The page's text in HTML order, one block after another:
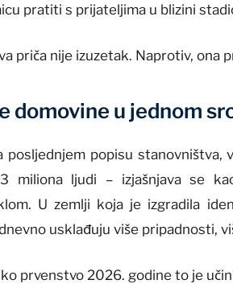
pratiti s prijateljima u blizini
priča nije izuzetak. Naprotiv, ona
domovine u jednom
posljednjem popisu stanovništva,
miliona ljudi – izjašnjava se
U zemlji koja je izgradila
usklađuju više pripadnosti,
prvenstvo 2026. godine to je